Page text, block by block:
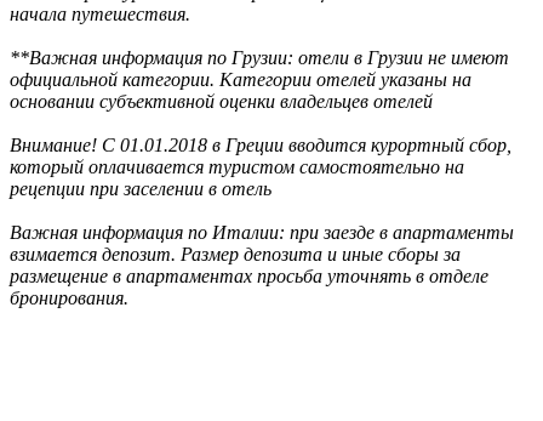
начала путешествия.
**Важная информация по Грузии: отели в Грузии не имеют
официальной категории. Категории отелей указаны на
основании субъективной оценки владельцев отелей
Внимание! С 01.01.2018 в Греции вводится курортный сбор,
который оплачивается туристом самостоятельно на
рецепции при заселении в отель
Важная информация по Италии: при заезде в апартаменты
взимается депозит. Размер депозита и иные сборы за
размещение в апартаментах просьба уточнять в отделе
бронирования.